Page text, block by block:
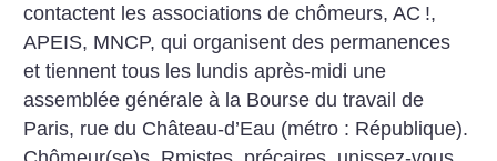
contactent les associations de chômeurs, AC !,
APEIS, MNCP, qui organisent des permanences
et tiennent tous les lundis après-midi une
assemblée générale à la Bourse du travail de
Paris, rue du Château-d’Eau (métro : République).